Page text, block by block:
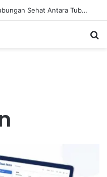
Diet Fleksibel Membangun Hubungan Sehat Antara Tubuh dan Makanan Sehari-hari